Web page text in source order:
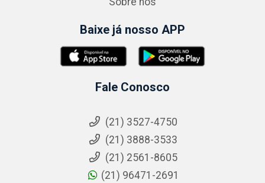
Baixe já nosso APP
Fale Conosco
(21) 3527-4750
(21) 3888-3533
(21) 2561-8605
(21) 96471-2691